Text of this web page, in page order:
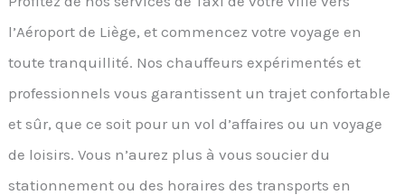
l’Aéroport de Liège, et commencez votre voyage en
toute tranquillité. Nos chauffeurs expérimentés et
professionnels vous garantissent un trajet confortable
et sûr, que ce soit pour un vol d’affaires ou un voyage
de loisirs. Vous n’aurez plus à vous soucier du
stationnement ou des horaires des transports en